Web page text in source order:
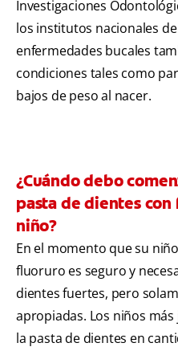
Investigaciones
los institutos nacionales
enfermedades bucales
condiciones tales como
bajos de peso al nacer.
¿Cuándo debo
pasta de dientes
niño?
En el momento que su
fluoruro es seguro y
dientes fuertes, pero
apropiadas. Los niños
la pasta de dientes en